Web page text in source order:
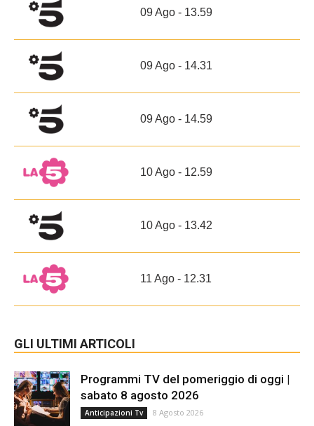
09 Ago - 13.59
09 Ago - 14.31
09 Ago - 14.59
10 Ago - 12.59
10 Ago - 13.42
11 Ago - 12.31
GLI ULTIMI ARTICOLI
Programmi TV del pomeriggio di oggi |
sabato 8 agosto 2026
Anticipazioni Tv 8 Agosto 2026